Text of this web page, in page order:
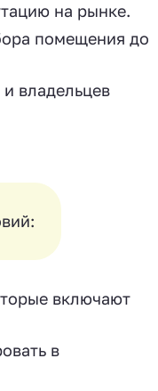
на рынке.
помещения до
владельцев
включают
в